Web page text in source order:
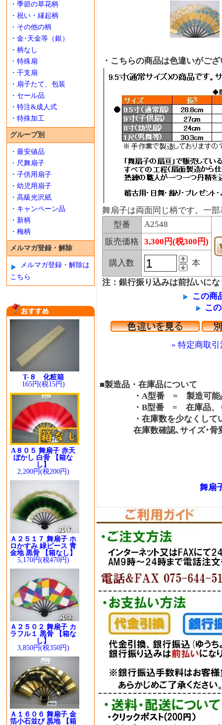
・季節の草花柄
・祝い・縁起柄
・その他の柄
・金･天金等（銀）
・柄なし
・特殊扇
・干支扇
・扇子たて、包装
・セール品
・特注&成人式
・特殊加工
グループ別
・最安値品
・尺舞扇子
・子供用扇子
・幼児用扇子
・高級光沢紙
・キャンペーン品
・新柄
・梅柄
メルマガ登録・解除
メルマガ登録・解除は
こちら
T-８ 化粧箱
165円(税15円)
A８０５ 舞扇子 赤天
ぼかし 白骨 【箱な
し】
2,200円(税200円)
Ａ２５１７ 舞扇子 ホ
ロかすみ 緑ピース 青
金地 黒骨 【箱なし】
5,170円(税470円)
Ａ２５０２ 舞扇子 カ
ラフル１ 黒骨 【箱な
し】
3,850円(税350円)
Ａ１６０６ 舞扇子 金
箔小石並び 黒地 【箱
・こちらの商品は色違いがご
舞扇子は両面同じ柄です。一
型番
A2548
販売価格
3,300円(税300円)
購入数 本
注：銀行振り込みは前払いに
この商
こ
» 特定商取
■製造品・在庫品について
・A型番 = 製造可能品
・B型番 = 在庫品、も
・在庫数を少なくしてい
在庫数確認､サイズ･骨変
舞扇